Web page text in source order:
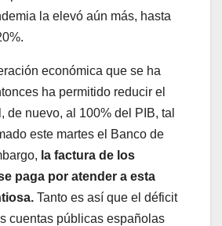
la elevó aún más, hasta
económica que se ha
ha permitido reducir el
de nuevo, al 100% del PIB, tal
este martes el Banco de
la factura de los
paga por atender a esta
Tanto es así que el déficit
cuentas públicas españolas